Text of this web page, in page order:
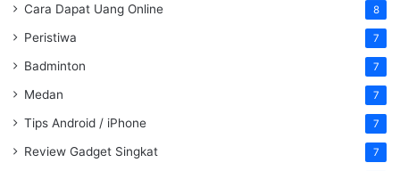
Cara Dapat Uang Online 8
Peristiwa 7
Badminton 7
Medan 7
Tips Android / iPhone 7
Review Gadget Singkat 7